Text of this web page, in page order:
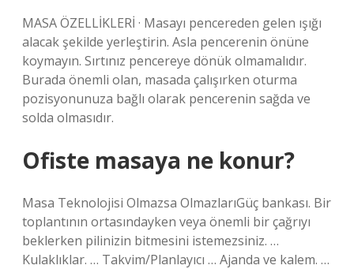
MASA ÖZELLİKLERİ · Masayı pencereden gelen ışığı
alacak şekilde yerleştirin. Asla pencerenin önüne
koymayın. Sırtınız pencereye dönük olmamalıdır.
Burada önemli olan, masada çalışırken oturma
pozisyonunuza bağlı olarak pencerenin sağda ve
solda olmasıdır.
Ofiste masaya ne konur?
Masa Teknolojisi Olmazsa OlmazlarıGüç bankası. Bir
toplantının ortasındayken veya önemli bir çağrıyı
beklerken pilinizin bitmesini istemezsiniz. …
Kulaklıklar. … Takvim/Planlayıcı … Ajanda ve kalem. …